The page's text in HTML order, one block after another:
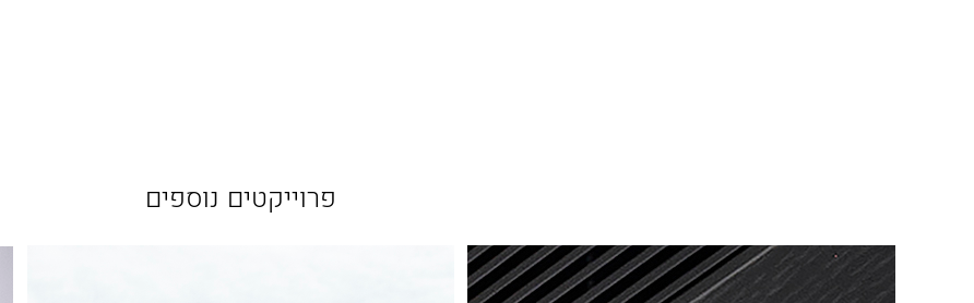
פרוייקטים נוספים